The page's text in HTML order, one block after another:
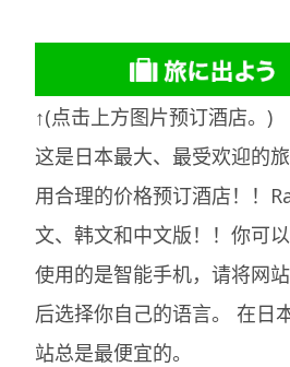
↑(点击上方图片预订酒店。)
这是日本最大、最受欢迎的
用合理的价格预订酒店！！
文、韩文和中文版！！你可
使用的是智能手机，请将网
后选择你自己的语言。在日
站总是最便宜的。